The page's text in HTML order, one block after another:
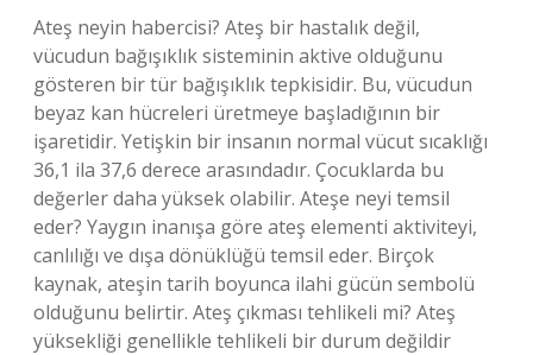
Ateş neyin habercisi? Ateş bir hastalık değil,
vücudun bağışıklık sisteminin aktive olduğunu
gösteren bir tür bağışıklık tepkisidir. Bu, vücudun
beyaz kan hücreleri üretmeye başladığının bir
işaretidir. Yetişkin bir insanın normal vücut sıcaklığı
36,1 ila 37,6 derece arasındadır. Çocuklarda bu
değerler daha yüksek olabilir. Ateşe neyi temsil
eder? Yaygın inanışa göre ateş elementi aktiviteyi,
canlılığı ve dışa dönüklüğü temsil eder. Birçok
kaynak, ateşin tarih boyunca ilahi gücün sembolü
olduğunu belirtir. Ateş çıkması tehlikeli mi? Ateş
yüksekliği genellikle tehlikeli bir durum değildir